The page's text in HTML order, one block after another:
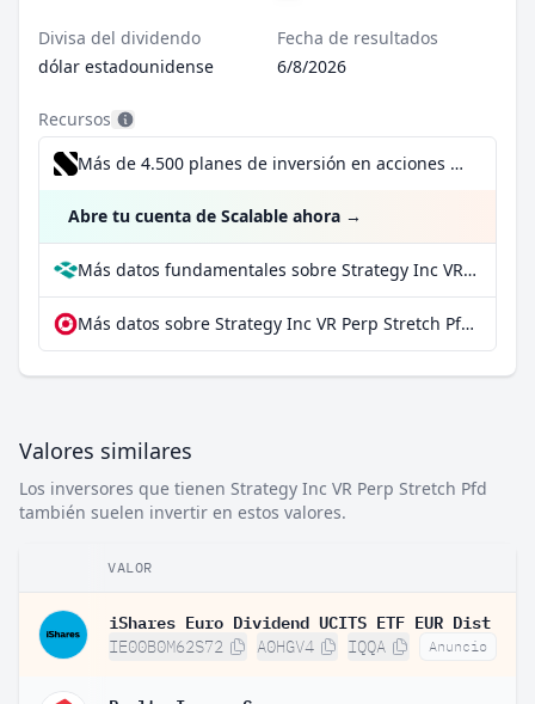
Divisa del dividendo
dólar estadounidense
Fecha de resultados
6/8/2026
Recursos
Más de 4.500 planes de inversión en acciones desde 1 €
Abre tu cuenta de Scalable ahora →
Más datos fundamentales sobre Strategy Inc VR Perp Stretch Pfd en Parqet
Más datos sobre Strategy Inc VR Perp Stretch Pfd en extraETF
Valores similares
Los inversores que tienen Strategy Inc VR Perp Stretch Pfd
también suelen invertir en estos valores.
VALOR
iShares Euro Dividend UCITS ETF EUR Dist
IE00B0M62S72 A0HGV4 IQQA Anuncio